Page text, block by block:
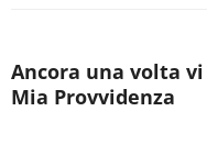
Ancora una volta
Mia Provvidenza